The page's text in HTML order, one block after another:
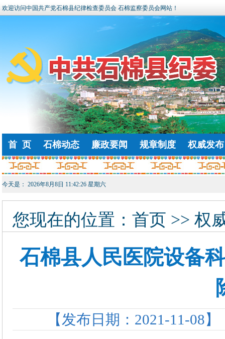
欢迎访问中国共产党石棉县纪律检查委员会 石棉监察委员会网站！
首 页 石棉动态 廉政要闻 规章制度 权威发布
今天是： 2026年8月8日 11:42:26 星期六
您现在的位置： 首页 >> 权
石棉县人民医院设备
【发布日期：2021-11-08】